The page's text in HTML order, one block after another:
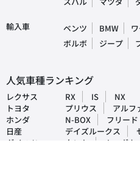
輸入車 ベンツ BMW
ボルボ
ジープ
人気車種ランキング
レクサス RX IS
NX
トヨタ
プリウス アルフ
ホンダ
N-BOX フリード
日産
デイズルークス
ダイハツ
タント ムーヴキ